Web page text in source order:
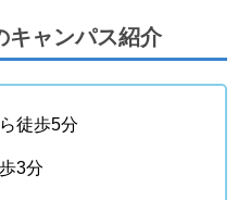
キャンパス紹介
徒歩5分
3分